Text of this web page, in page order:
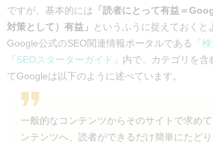
ですが、基本的には
「読者にとって有益＝
対策として）有益」
というふうに捉えておくと
Google公式のSEO関連情報ポータルである「
「 SEOスターターガイド 」内で、カテゴリを
てGoogleは以下のように述べています。
一般的なコンテンツからそのサイトで求め
ンテンツへ、読者ができるだけ簡単にたど